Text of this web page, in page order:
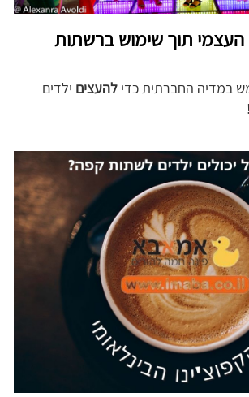
העצמי תוך שימוש ברשתות
במדיה החברתית כדי להעצים ילדים